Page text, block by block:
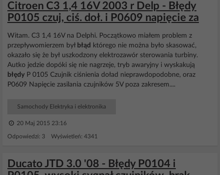
Citroen C3 1,4 16V 2003 r Delp - Błędy
P0105 czuj, ciś. doł. i P0609 napięcie za
Witam. C3 1,4 16V na Delphi. Początkowo miałem problem z
przepływomierzem był błąd którego nie można było skasować,
okazało się że był uszkodzony elektrozawór sterowania turbiny.
Autko jedzie dopóki się nie nagrzeje, tryb awaryjny i wyskakują
błędy P 0105 Czujnik ciśnienia doład nieprawdopodobne, oraz
P0609 Napięcie zasilania czujników 5V poza zakresem....
Samochody Elektryka i elektronika
20 Maj 2015 23:16
Odpowiedzi: 3 Wyświetleń: 4341
Ducato JTD 3.0 '08 - Błędy P0104 i